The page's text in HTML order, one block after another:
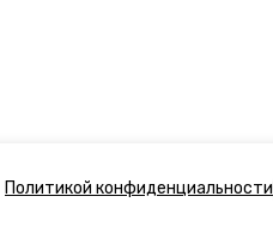
Политикой конфиденциальности